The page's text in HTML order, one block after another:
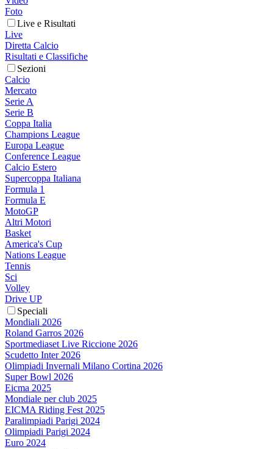
Foto
Live e Risultati
Live
Diretta Calcio
Risultati e Classifiche
Sezioni
Calcio
Mercato
Serie A
Serie B
Coppa Italia
Champions League
Europa League
Conference League
Calcio Estero
Supercoppa Italiana
Formula 1
Formula E
MotoGP
Altri Motori
Basket
America's Cup
Nations League
Tennis
Sci
Volley
Drive UP
Speciali
Mondiali 2026
Roland Garros 2026
Sportmediaset Live Riccione 2026
Scudetto Inter 2026
Olimpiadi Invernali Milano Cortina 2026
Super Bowl 2026
Eicma 2025
Mondiale per club 2025
EICMA Riding Fest 2025
Paralimpiadi Parigi 2024
Olimpiadi Parigi 2024
Euro 2024